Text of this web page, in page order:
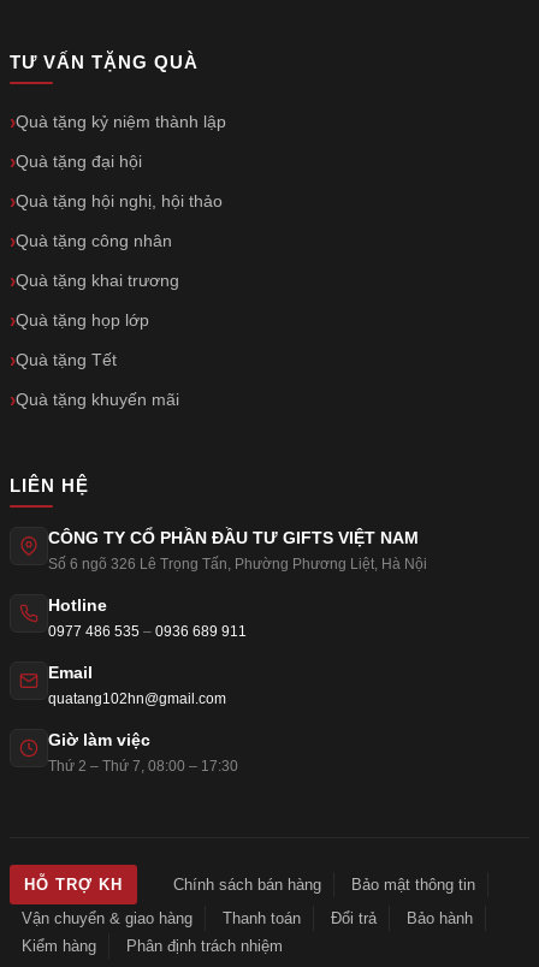
TƯ VẤN TẶNG QUÀ
Quà tặng kỷ niệm thành lập
Quà tặng đại hội
Quà tặng hội nghị, hội thảo
Quà tặng công nhân
Quà tặng khai trương
Quà tặng họp lớp
Quà tặng Tết
Quà tặng khuyến mãi
LIÊN HỆ
CÔNG TY CỔ PHẦN ĐẦU TƯ GIFTS VIỆT NAM
Số 6 ngõ 326 Lê Trọng Tấn, Phường Phương Liệt, Hà Nội
Hotline
0977 486 535 – 0936 689 911
Email
quatang102hn@gmail.com
Giờ làm việc
Thứ 2 – Thứ 7, 08:00 – 17:30
HỖ TRỢ KH Chính sách bán hàng
Bảo mật thông tin
Vận chuyển & giao hàng
Thanh toán Đổi trả
Bảo hành
Kiểm hàng
Phân định trách nhiệm